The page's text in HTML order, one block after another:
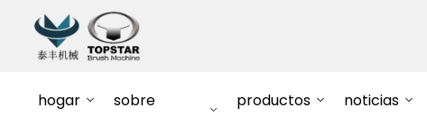
hogar
sobre
productos noticias